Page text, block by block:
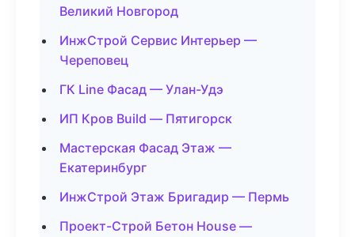
Великий Новгород
ИнжСтрой Сервис Интерьер —
Череповец
ГК Line Фасад — Улан-Удэ
ИП Кров Build — Пятигорск
Мастерская Фасад Этаж —
Екатеринбург
ИнжСтрой Этаж Бригадир — Пермь
Проект-Строй Бетон House —